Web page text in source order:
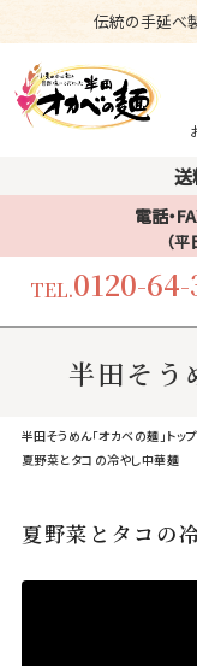
伝統の手延べ
送
電話・
（
TEL.0120-
半田そう
半田そうめん「オカベの麺」トッ
夏野菜とタコの冷やし中華麺
夏野菜とタコの